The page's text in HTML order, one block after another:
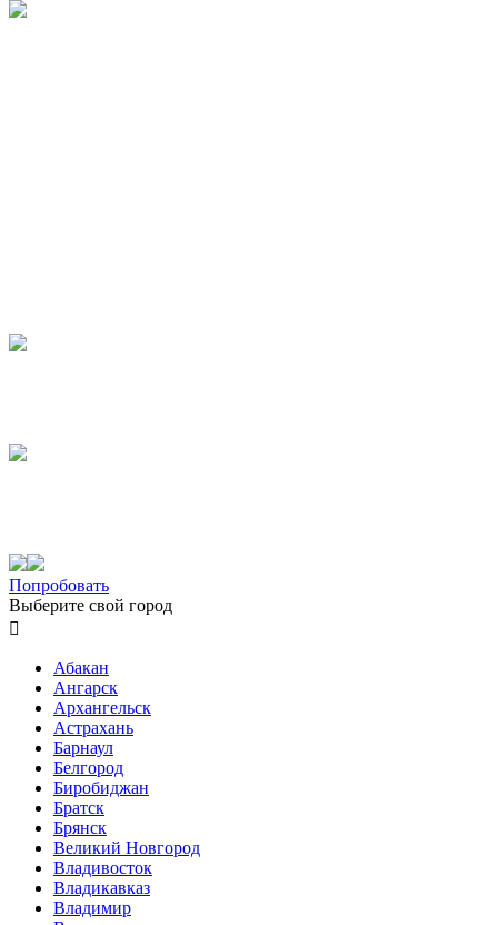
Попробовать
Выберите свой город

Абакан
Ангарск
Архангельск
Астрахань
Барнаул
Белгород
Биробиджан
Братск
Брянск
Великий Новгород
Владивосток
Владикавказ
Владимир